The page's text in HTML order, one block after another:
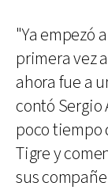
"Ya empezó
primera vez
ahora fue a
contó Sergio
poco tiempo
Tigre y
sus